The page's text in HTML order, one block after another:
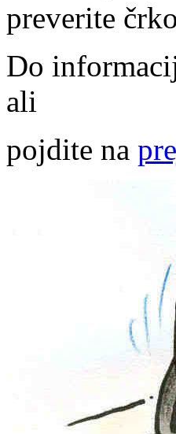
preverite
Do
ali
pojdite na